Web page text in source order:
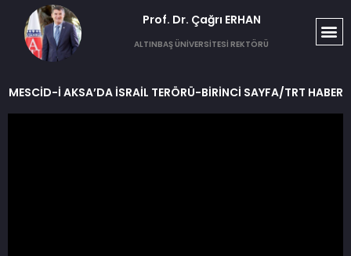
Prof. Dr. Çağrı ERHAN​
ALTINBAŞ ÜNİVERSİTESİ REKTÖRÜ
MESCİD-İ AKSA’DA İSRAİL TERÖRÜ-BİRİNCİ SAYFA/TRT HABER